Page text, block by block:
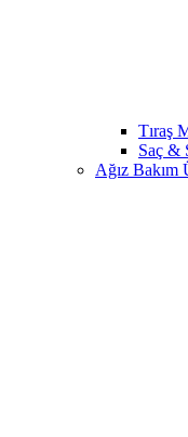
Tıraş
Saç &
Ağız Bakım